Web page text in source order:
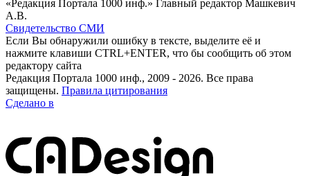
«Редакция Портала 1000 инф.» Главный редактор Машкевич
А.В.
Свидетельство СМИ
Если Вы обнаружили ошибку в тексте, выделите её и
нажмите клавиши CTRL+ENTER, что бы сообщить об этом
редактору сайта
Редакция Портала 1000 инф., 2009 - 2026. Все права
защищены. Правила цитирования
Сделано в